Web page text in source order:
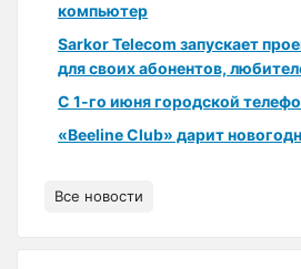
компьютер
Sarkor Telecom запускает
для своих абонентов,
С 1-го июня городской
«Beeline Club» дарит
Все новости